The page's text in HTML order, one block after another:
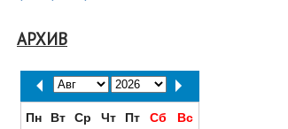
АРХИВ
Пн Вт Ср Чт Пт Сб
Вс